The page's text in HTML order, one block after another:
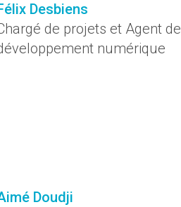
Desbiens
de projets et Agent de
numérique
Doudji